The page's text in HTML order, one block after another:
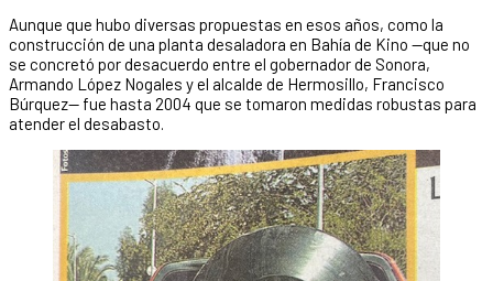
Aunque que hubo diversas propuestas en esos años, como la
construcción de una planta desaladora en Bahía de Kino —que no
se concretó por desacuerdo entre el gobernador de Sonora,
Armando López Nogales y el alcalde de Hermosillo, Francisco
Búrquez— fue hasta 2004 que se tomaron medidas robustas para
atender el desabasto.